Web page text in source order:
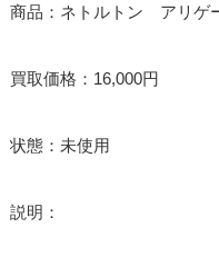
商品：ネトルトン アリゲ
買取価格：16,000円
状態：未使用
説明：